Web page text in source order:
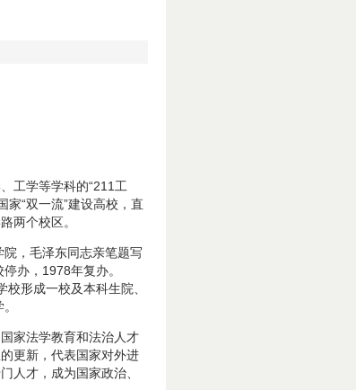
工学等学科的“211工
家“双一流”建设高校，直
两个校区。
，毛泽东同志亲笔题写
办，1978年复办。
形成一校及本科生院、
家法学教育和法治人才
更新，代表国家对外进
人才，成为国家政治、